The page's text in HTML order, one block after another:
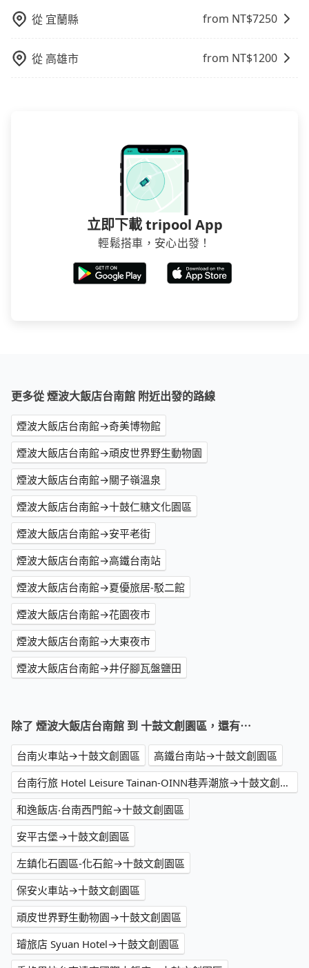
從 宜蘭縣 from NT$7250
從 高雄市 from NT$1200
立即下載 tripool App
輕鬆搭車，安心出發！
更多從 煙波大飯店台南館 附近出發的路線
煙波大飯店台南館→奇美博物館
煙波大飯店台南館→頑皮世界野生動物園
煙波大飯店台南館→關子嶺溫泉
煙波大飯店台南館→十鼓仁糖文化園區
煙波大飯店台南館→安平老街
煙波大飯店台南館→高鐵台南站
煙波大飯店台南館→夏優旅居-駁二館
煙波大飯店台南館→花園夜市
煙波大飯店台南館→大東夜市
煙波大飯店台南館→井仔腳瓦盤鹽田
除了 煙波大飯店台南館 到 十鼓文創園區，還有⋯
台南火車站→十鼓文創園區
高鐵台南站→十鼓文創園區
台南行旅 Hotel Leisure Tainan-OINN巷弄潮旅→十鼓文創園區
和逸飯店‧台南西門館→十鼓文創園區
安平古堡→十鼓文創園區
左鎮化石園區-化石館→十鼓文創園區
保安火車站→十鼓文創園區
頑皮世界野生動物園→十鼓文創園區
璿旅店 Syuan Hotel→十鼓文創園區